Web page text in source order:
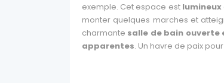
exemple. Cet espace est lumineux
monter quelques marches et
charmante salle de bain ouverte
apparentes. Un havre de paix